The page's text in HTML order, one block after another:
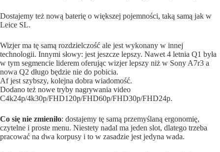
Dostajemy też nową baterię o większej pojemności, taką samą jak w
Leice SL.
Wizjer ma tę samą rozdzielczość ale jest wykonany w innej
technologii. Innymi słowy: jest jeszcze lepszy. Nawet 4 letnia Q1 była
w tym segmencie liderem oferując wizjer lepszy niż w Sony A7r3 a
nowa Q2 długo będzie nie do pobicia.
Af jest szybszy, kolejna dobra wiadomość.
Dodano też nowe tryby nagrywania video
C4k24p/4k30p/FHD120p/FHD60p/FHD30p/FHD24p.
Co się nie zmieniło: dostajemy tę samą przemyślaną ergonomię,
czytelne i proste menu. Niestety nadal ma jeden slot, dlatego trzeba
pracować na dwa korpusy i to w zasadzie jest jedyna wada.